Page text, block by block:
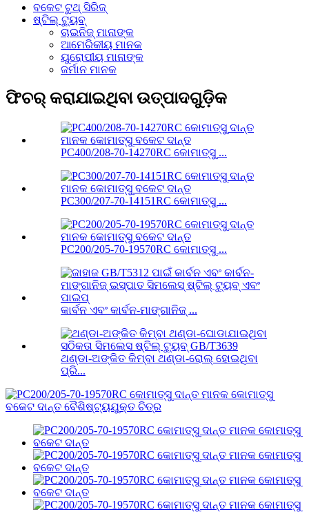
ବକେଟ ଟୁଥ୍ ସିରିଜ୍
ଷ୍ଟିଲ୍ ଟ୍ୟୁବ୍
ଚାଇନିଜ୍ ମାନାଙ୍କ
ଆମେରିକୀୟ ମାନକ
ୟୁରୋପୀୟ ମାନାଙ୍କ
ଜର୍ମାନ ମାନକ
ଫିଚର୍ କରାଯାଇଥିବା ଉତ୍ପାଦଗୁଡ଼ିକ
PC400/208-70-14270RC କୋମାତ୍ସୁ ...
PC300/207-70-14151RC କୋମାତ୍ସୁ ...
PC200/205-70-19570RC କୋମାତ୍ସୁ ...
କାର୍ବନ ଏବଂ କାର୍ବନ-ମାଙ୍ଗାନିଜ୍ ...
ଥଣ୍ଡା-ଅଙ୍କିତ କିମ୍ବା ଥଣ୍ଡା-ରୋଲ୍ ହୋଇଥିବା
ପ୍ରି...